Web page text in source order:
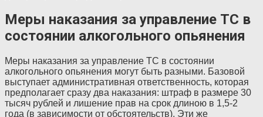
Меры наказания за управление ТС в
состоянии алкогольного опьянения
Меры наказания за управление ТС в состоянии
алкогольного опьянения могут быть разными. Базовой
выступает административная ответственность, которая
предполагает сразу два наказания: штраф в размере 30
тысяч рублей и лишение прав на срок длиною в 1,5-2
года (в зависимости от обстоятельств). Эти же